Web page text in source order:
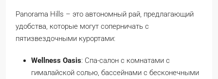
Panorama Hills – это автономный рай, предлагающий
удобства, которые могут соперничать с
пятизвездочными курортами:
Wellness Oasis: Спа-салон с комнатами с
гималайской солью, бассейнами с бесконечными